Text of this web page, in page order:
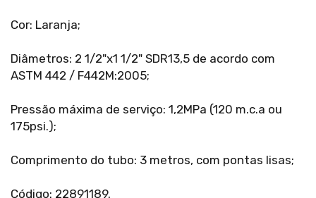
Cor: Laranja;
Diâmetros: 2 1/2"x1 1/2" SDR13,5 de acordo com
ASTM 442 / F442M:2005;
Pressão máxima de serviço: 1,2MPa (120 m.c.a ou
175psi.);
Comprimento do tubo: 3 metros, com pontas lisas;
Código: 22891189.